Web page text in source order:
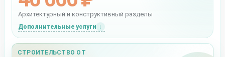
Архитектурный и конструктивный разделы
Дополнительные услуги
СТРОИТЕЛЬСТВО ОТ